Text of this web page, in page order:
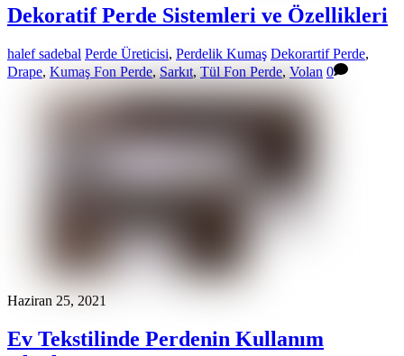
Dekoratif Perde Sistemleri ve Özellikleri
halef sadebal Perde Üreticisi, Perdelik Kumaş Dekorartif Perde,
Drape, Kumaş Fon Perde, Sarkıt, Tül Fon Perde, Volan 0
Haziran 25, 2021
Ev Tekstilinde Perdenin Kullanım